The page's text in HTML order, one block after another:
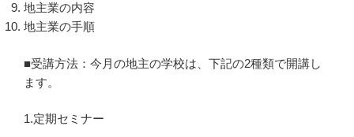
地主業の内容
地主業の手順
■受講方法：今月の地主の学校は、下記の2種類で開講し
ます。
1.定期セミナー